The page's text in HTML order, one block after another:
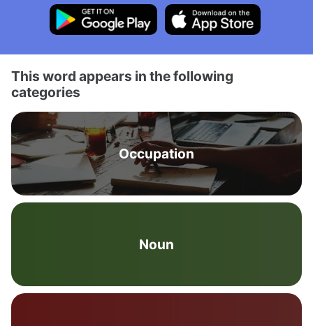
This word appears in the following
categories
Occupation
Noun